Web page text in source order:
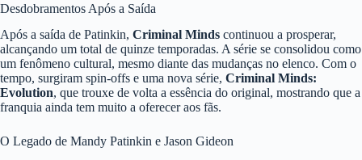
Desdobramentos Após a Saída
Após a saída de Patinkin, Criminal Minds continuou a prosperar,
alcançando um total de quinze temporadas. A série se consolidou como
um fenômeno cultural, mesmo diante das mudanças no elenco. Com o
tempo, surgiram spin-offs e uma nova série, Criminal Minds:
Evolution, que trouxe de volta a essência do original, mostrando que a
franquia ainda tem muito a oferecer aos fãs.
O Legado de Mandy Patinkin e Jason Gideon